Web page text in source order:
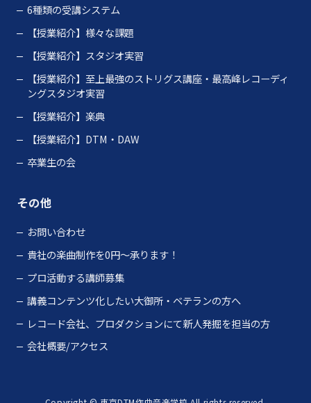
6種類の受講システム
【授業紹介】様々な課題
【授業紹介】スタジオ実習
【授業紹介】至上最強のストリグス講座・最高峰レコーディ
ングスタジオ実習
【授業紹介】楽典
【授業紹介】DTM・DAW
卒業生の会
その他
お問い合わせ
貴社の楽曲制作を0円～承ります！
プロ活動する講師募集
講義コンテンツ化したい大御所・ベテランの方へ
レコード会社、プロダクションにて新人発掘を担当の方
会社概要/アクセス